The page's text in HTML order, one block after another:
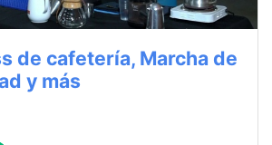
de cafetería, Marcha de
y más